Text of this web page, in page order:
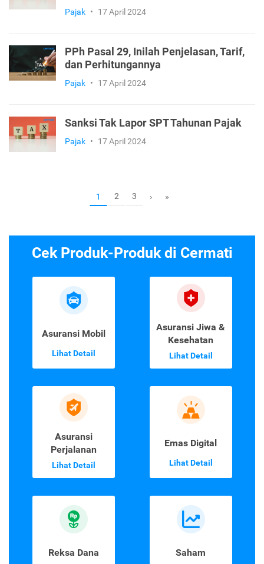
Pajak • 17 April 2024
PPh Pasal 29, Inilah Penjelasan, Tarif,
dan Perhitungannya
Pajak • 17 April 2024
Sanksi Tak Lapor SPT Tahunan Pajak
Pajak • 17 April 2024
1 2 3 › »
Cek Produk-Produk di Cermati
Asuransi Mobil
Lihat Detail
Asuransi Jiwa &
Kesehatan
Lihat Detail
Asuransi
Perjalanan
Lihat Detail
Emas Digital
Lihat Detail
Reksa Dana Saham